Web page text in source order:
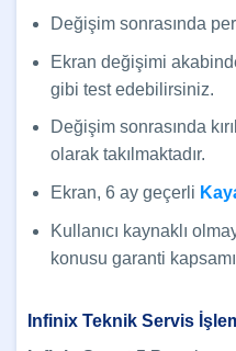
Değişim sonrasında
Ekran değişimi
gibi test edebilirsiniz.
Değişim sonrasında
olarak takılmaktadır.
Ekran, 6 ay geçerli
Kullanıcı kaynaklı
konusu garanti
Infinix Teknik Servis